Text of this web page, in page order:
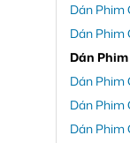
Dán Phim
Dán Phim
Dán
Dán Phim
Dán Phim
Dán Phim